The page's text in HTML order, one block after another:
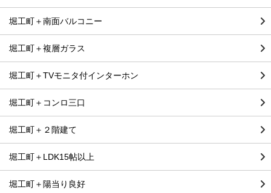
堀工町＋南面バルコニー
堀工町＋複層ガラス
堀工町＋TVモニタ付インターホン
堀工町＋コンロ三口
堀工町＋２階建て
堀工町＋LDK15帖以上
堀工町＋陽当り良好